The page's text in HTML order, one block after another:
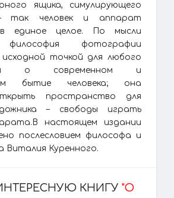
ящика, симулирующего
так человек и аппарат
единое целое. По мысли
философия фотографии
точкой для любого
о современном и
бытие человека; она
пространство для
– свободы играть
настоящем издании
послесловием философа и
Виталия Куренного.
КНИГУ "О